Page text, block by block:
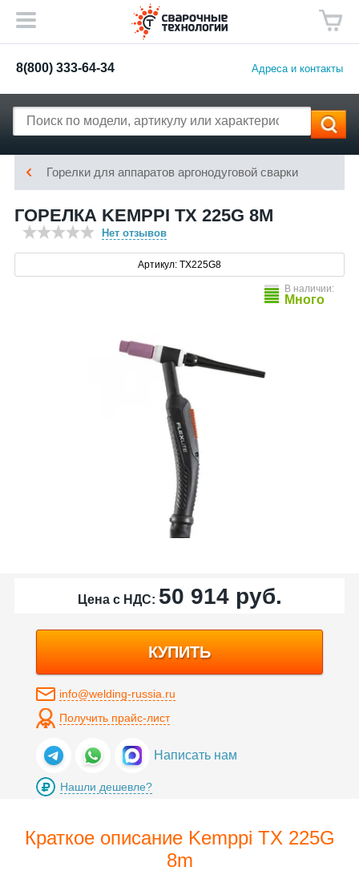
8(800) 333-64-34 Адреса и контакты
Горелки для аппаратов аргонодуговой сварки
ГОРЕЛКА KEMPPI TX 225G 8M
Нет отзывов
Артикул: TX225G8
В наличии:
Много
Цена с НДС: 50 914руб.
КУПИТЬ
info@welding-russia.ru
Получить прайс-лист
Написать нам
Нашли дешевле?
Краткое описание Kemppi TX 225G
8m